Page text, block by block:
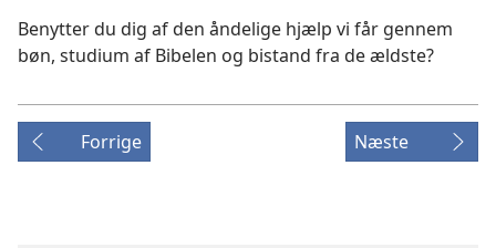
Benytter du dig af den åndelige hjælp vi får gennem
bøn, studium af Bibelen og bistand fra de ældste?
Forrige Næste